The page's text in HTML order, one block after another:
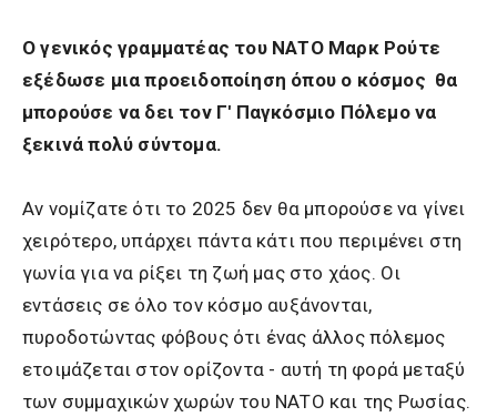
Ο γενικός γραμματέας του ΝΑΤΟ Μαρκ Ρούτε
εξέδωσε μια προειδοποίηση όπου ο κόσμος θα
μπορούσε να δει τον Γ' Παγκόσμιο Πόλεμο να
ξεκινά πολύ σύντομα.
Αν νομίζατε ότι το 2025 δεν θα μπορούσε να γίνει
χειρότερο, υπάρχει πάντα κάτι που περιμένει στη
γωνία για να ρίξει τη ζωή μας στο χάος. Οι
εντάσεις σε όλο τον κόσμο αυξάνονται,
πυροδοτώντας φόβους ότι ένας άλλος πόλεμος
ετοιμάζεται στον ορίζοντα - αυτή τη φορά μεταξύ
των συμμαχικών χωρών του ΝΑΤΟ και της Ρωσίας.